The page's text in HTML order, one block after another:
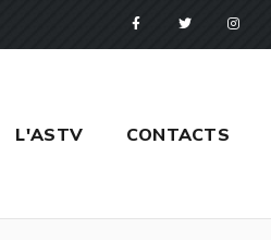
L'ASTV CONTACTS